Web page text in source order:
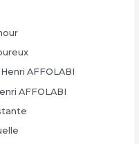
AFFOLABI
AFFOLABI